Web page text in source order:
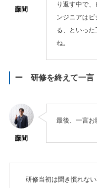
藤間
り返す中で
ンジニアは
る、といっ
ね。
ー 研修を終えて一言
藤間
最後、一言お
研修当初は聞き慣れな